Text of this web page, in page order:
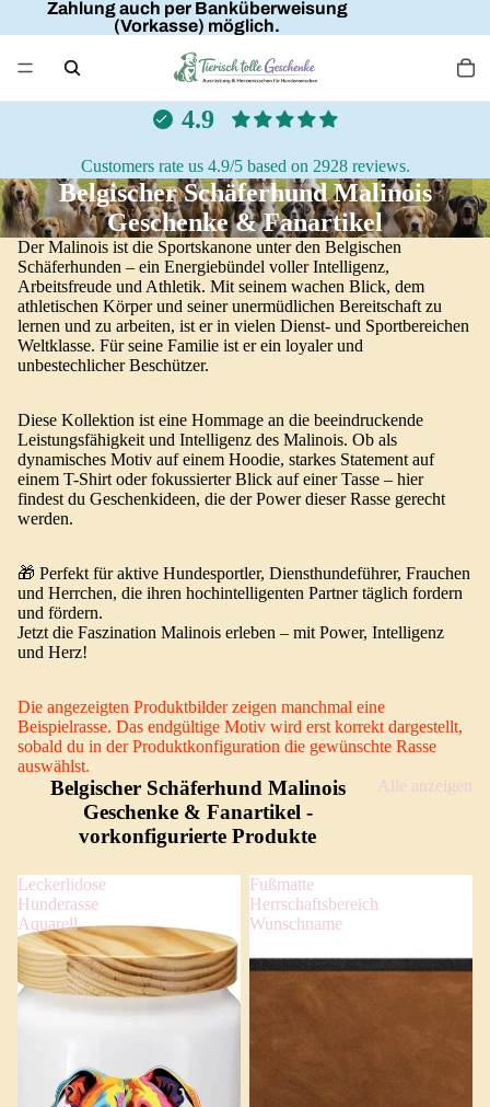
Zahlung auch per Banküberweisung
(Vorkasse) möglich.
4.9
Customers rate us 4.9/5 based on 2928 reviews.
Belgischer Schäferhund Malinois
Geschenke & Fanartikel
Der Malinois ist die Sportskanone unter den Belgischen
Schäferhunden – ein Energiebündel voller Intelligenz,
Arbeitsfreude und Athletik. Mit seinem wachen Blick, dem
athletischen Körper und seiner unermüdlichen Bereitschaft zu
lernen und zu arbeiten, ist er in vielen Dienst- und Sportbereichen
Weltklasse. Für seine Familie ist er ein loyaler und
unbestechlicher Beschützer.
Diese Kollektion ist eine Hommage an die beeindruckende
Leistungsfähigkeit und Intelligenz des Malinois. Ob als
dynamisches Motiv auf einem Hoodie, starkes Statement auf
einem T-Shirt oder fokussierter Blick auf einer Tasse – hier
findest du Geschenkideen, die der Power dieser Rasse gerecht
werden.
🎁 Perfekt für aktive Hundesportler, Diensthundeführer, Frauchen
und Herrchen, die ihren hochintelligenten Partner täglich fordern
und fördern.
Jetzt die Faszination Malinois erleben – mit Power, Intelligenz
und Herz!
Die angezeigten Produktbilder zeigen manchmal eine
Beispielrasse. Das endgültige Motiv wird erst korrekt dargestellt,
sobald du in der Produktkonfiguration die gewünschte Rasse
auswählst.
Belgischer Schäferhund Malinois
Geschenke & Fanartikel -
vorkonfigurierte Produkte
Alle anzeigen
Leckerlidose
Hunderasse
Aquarell
Fußmatte
Herrschaftsbereich
Wunschname